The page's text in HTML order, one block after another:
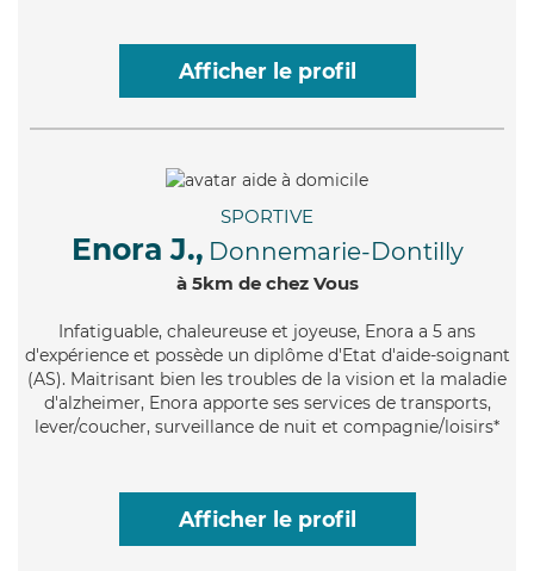
Afficher le profil
SPORTIVE
Enora J., Donnemarie-Dontilly
à 5km de chez Vous
Infatiguable, chaleureuse et joyeuse, Enora a 5 ans
d'expérience et possède un diplôme d'Etat d'aide-soignant
(AS). Maitrisant bien les troubles de la vision et la maladie
d'alzheimer, Enora apporte ses services de transports,
lever/coucher, surveillance de nuit et compagnie/loisirs*
Afficher le profil